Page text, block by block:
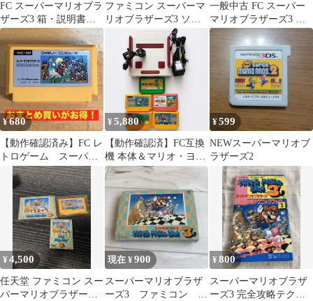
FC スーパーマリオブラ
ザーズ3 箱・説明書付
き ファミコン 動作未確
認
ファミコン スーパーマ
リオブラザーズ3 ソフ
トのみ 動作確認済み
一般中古 FC スーパー
マリオブラザーズ3 フ
ァミコン
¥680
【動作確認済み】FC レ
トロゲーム スーパー
マリオブラザーズ
¥5,880
【動作確認済】FC互換
機 本体＆マリオ・ヨッ
シー名作ソフト5本
¥599
NEWスーパーマリオブ
ラザーズ2
¥4,500
任天堂 ファミコン スー
パーマリオブラザーズ3
現在 ¥900
スーパーマリオブラザ
ーズ3 ファミコン ソ
¥800
スーパーマリオブラザ
ーズ3 完全攻略テクニ